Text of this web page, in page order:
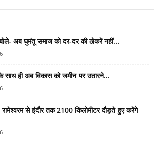
बोले- अब घुमंतू समाज को दर-दर की ठोकरें नहीं...
साथ ही अब विकास को जमीन पर उतारने...
रामेश्वरम से इंदौर तक 2100 किलोमीटर दौड़ते हुए करेंगे